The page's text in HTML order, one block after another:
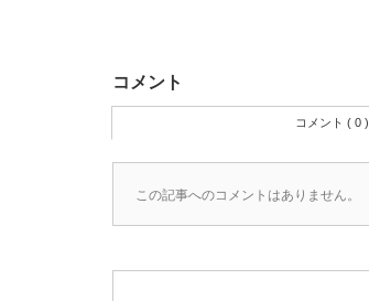
コメント
コメント ( 0 )
この記事へのコメントはありません。